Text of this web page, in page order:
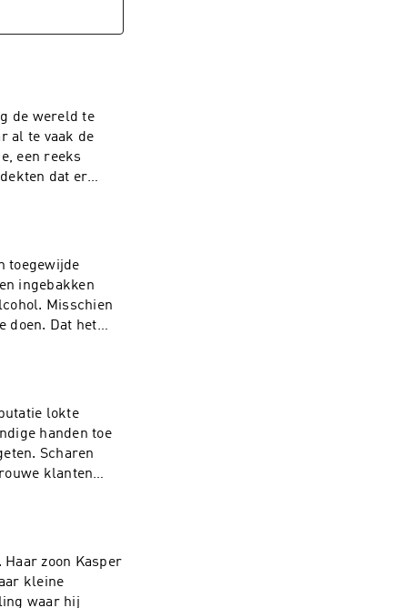
de wereld te
al te vaak de
een reeks
dat er
de hond.
met de steun
listener
toegewijde
ingebakken
Misschien
doen. Dat het
voor haar
In deze
alles aan doet
Sam Feys Deze
en de Vlaamse
lokte
handen toe
Scharen
klanten
Haar zoon Kasper
kleine
waar hij